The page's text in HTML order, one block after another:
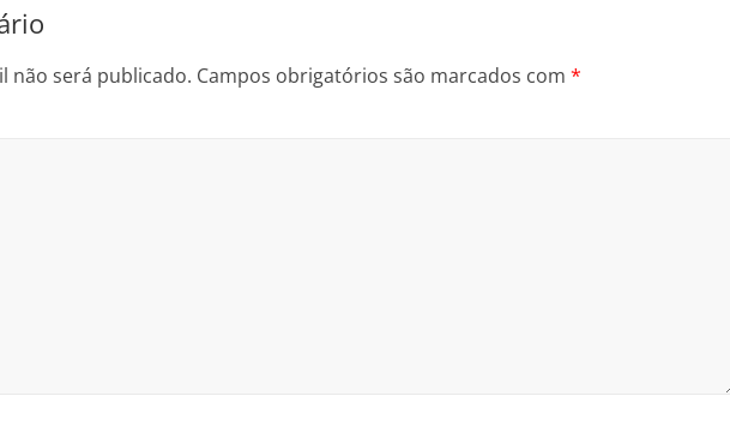
não será publicado. Campos obrigatórios são marcados com *